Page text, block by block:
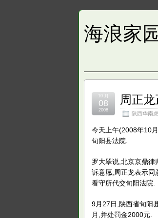
海浪家园
周正
陕西华南
10 月
08
2008
今天上午(2008年10
旬阳县法院.
罗大翠说,北京京鼎
诉意愿,周正龙表示同
看守所代交旬阳法院.
9月27日,陕西省旬阳
月,并处罚金2000元.